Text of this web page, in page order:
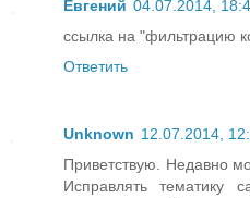
Евгений 04.07.2014,
ссылка на "фильтрацию
Ответить
Unknown 12.07.2014,
Приветствую. Недавно
Исправлять тематику